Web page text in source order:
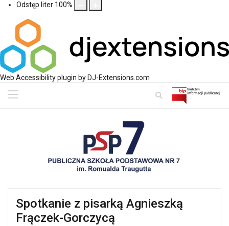
Odstęp liter 100%
Web Accessibility plugin by DJ-Extensions.com
Spotkanie z pisarką Agnieszką
Frączek-Gorczycą